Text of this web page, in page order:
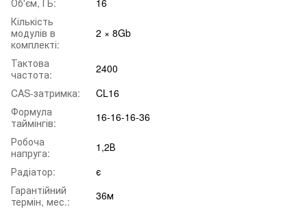
Кількість
модулів в
комплекті:
2 × 8Gb
Тактова
частота:
2400
CAS-затримка:
CL16
Формула
таймінгів:
16-16-16-36
Робоча
напруга:
1,2В
Радіатор:
є
Гарантійний
термін, мес.:
36м